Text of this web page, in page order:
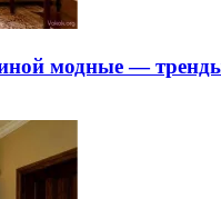
модные —